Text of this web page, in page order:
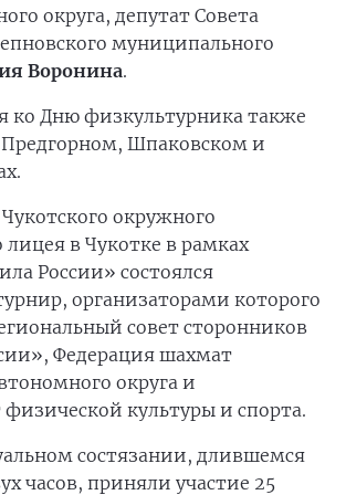
округа, депутат Совета
муниципального
Воронина.
ко Дню физкультурника также
Предгорном, Шпаковском и
окружного
в Чукотке в рамках
России» состоялся
организаторами которого
совет сторонников
Федерация шахмат
округа и
культуры и спорта.
состязании, длившемся
часов, приняли участие 25